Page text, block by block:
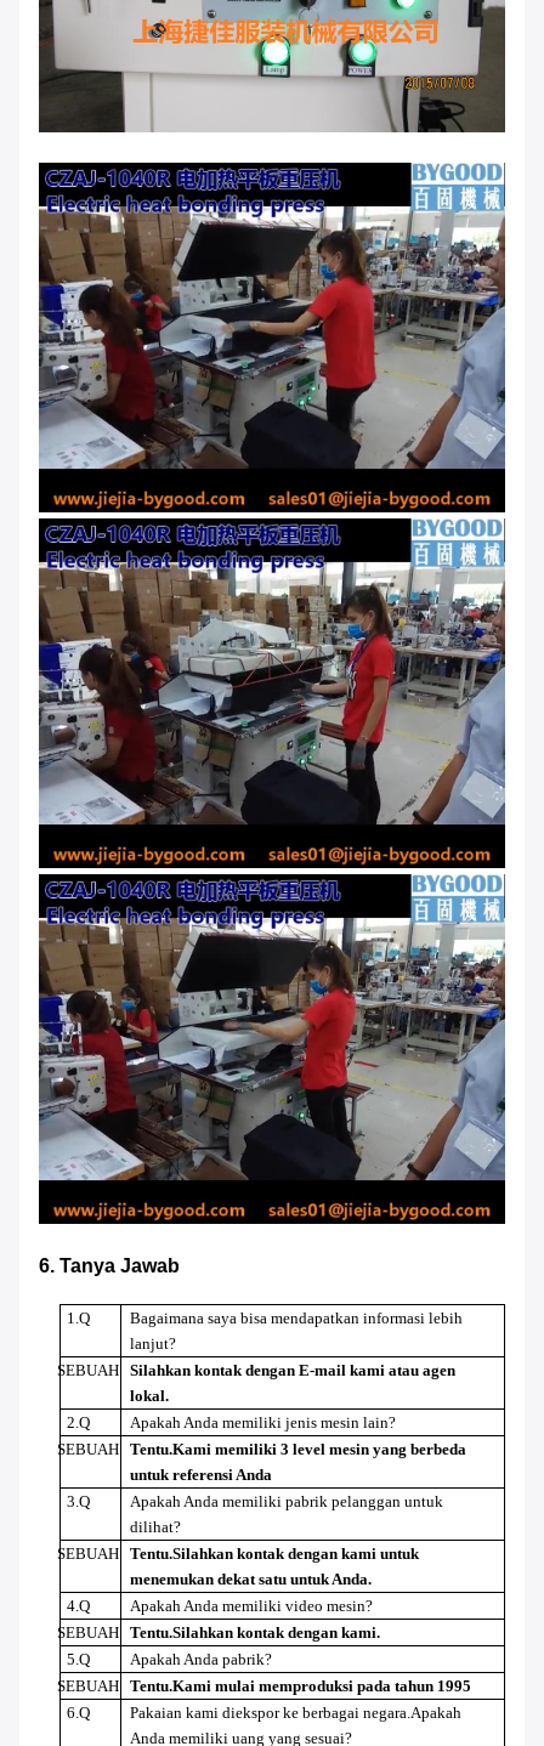
6. Tanya Jawab
1.Q
Bagaimana saya bisa mendapatkan informasi lebih
lanjut?
SEBUAH Silahkan kontak dengan E-mail kami atau agen
lokal.
2.Q
Apakah Anda memiliki jenis mesin lain?
SEBUAH Tentu.Kami memiliki 3 level mesin yang berbeda
untuk referensi Anda
3.Q
Apakah Anda memiliki pabrik pelanggan untuk
dilihat?
SEBUAH Tentu.Silahkan kontak dengan kami untuk
menemukan dekat satu untuk Anda.
4.Q
Apakah Anda memiliki video mesin?
SEBUAH Tentu.Silahkan kontak dengan kami.
5.Q
Apakah Anda pabrik?
SEBUAH Tentu.Kami mulai memproduksi pada tahun 1995
6.Q
Pakaian kami diekspor ke berbagai negara.Apakah
Anda memiliki uang yang sesuai?